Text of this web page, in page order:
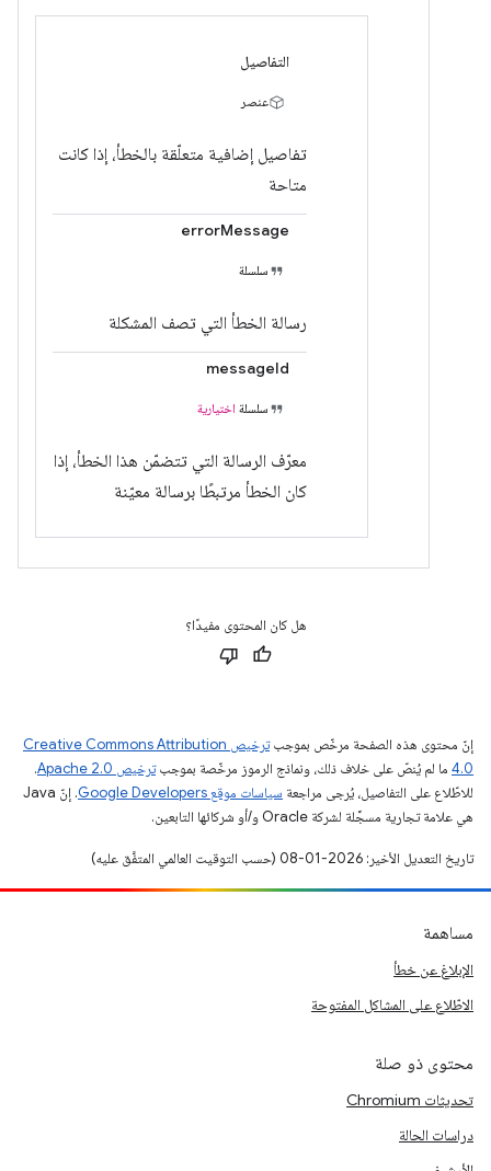
التفاصيل
عنصر
تفاصيل إضافية متعلّقة بالخطأ، إذا كانت
متاحة
errorMessage
سلسلة
رسالة الخطأ التي تصف المشكلة
messageId
سلسلة اختيارية
معرّف الرسالة التي تتضمّن هذا الخطأ، إذا
كان الخطأ مرتبطًا برسالة معيّنة
هل كان المحتوى مفيدًا؟
إنّ محتوى هذه الصفحة مرخّص بموجب
ترخيص Creative Commons Attribution
4.0‏ ما لم يُنصّ على خلاف ذلك، ونماذج الرموز مرخّصة بموجبترخيص Apache 2.0‏
.
للاطّلاع على التفاصيل، يُرجى مراجعة سياسات موقع Google Developers‏
. إنّ Java
هي علامة تجارية مسجَّلة لشركة Oracle و/أو شركائها التابعين.
تاريخ التعديل الأخير: 2026-01-08 (حسب التوقيت العالمي المتفَّق عليه)
مساهمة
الإبلاغ عن خطأ
الاطّلاع على المشاكل المفتوحة
محتوى ذو صلة
تحديثات Chromium
دراسات الحالة